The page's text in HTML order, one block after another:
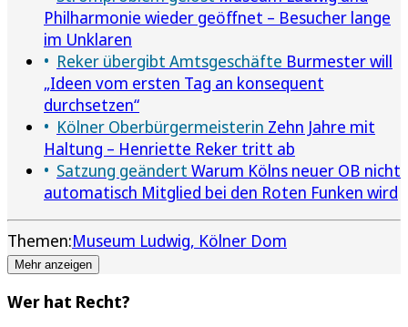
Philharmonie wieder geöffnet – Besucher lange
im Unklaren
Reker übergibt Amtsgeschäfte Burmester will
„Ideen vom ersten Tag an konsequent
durchsetzen“
Kölner Oberbürgermeisterin Zehn Jahre mit
Haltung – Henriette Reker tritt ab
Satzung geändert Warum Kölns neuer OB nicht
automatisch Mitglied bei den Roten Funken wird
Themen:Museum Ludwig Kölner Dom
Mehr anzeigen
Wer hat Recht?